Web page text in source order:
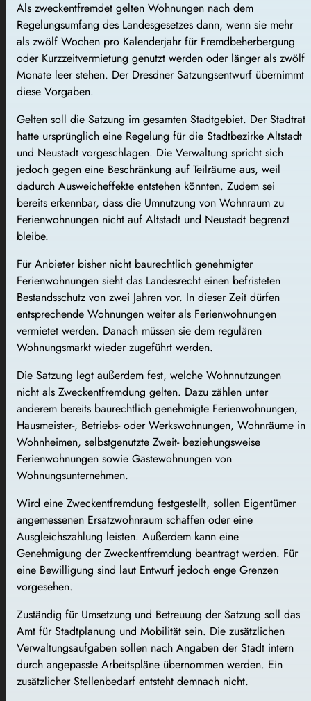
Als zweckentfremdet gelten Wohnungen nach dem
Regelungsumfang des Landesgesetzes dann, wenn sie mehr
als zwölf Wochen pro Kalenderjahr für Fremdbeherbergung
oder Kurzzeitvermietung genutzt werden oder länger als zwölf
Monate leer stehen. Der Dresdner Satzungsentwurf übernimmt
diese Vorgaben.
Gelten soll die Satzung im gesamten Stadtgebiet. Der Stadtrat
hatte ursprünglich eine Regelung für die Stadtbezirke Altstadt
und Neustadt vorgeschlagen. Die Verwaltung spricht sich
jedoch gegen eine Beschränkung auf Teilräume aus, weil
dadurch Ausweicheffekte entstehen könnten. Zudem sei
bereits erkennbar, dass die Umnutzung von Wohnraum zu
Ferienwohnungen nicht auf Altstadt und Neustadt begrenzt
bleibe.
Für Anbieter bisher nicht baurechtlich genehmigter
Ferienwohnungen sieht das Landesrecht einen befristeten
Bestandsschutz von zwei Jahren vor. In dieser Zeit dürfen
entsprechende Wohnungen weiter als Ferienwohnungen
vermietet werden. Danach müssen sie dem regulären
Wohnungsmarkt wieder zugeführt werden.
Die Satzung legt außerdem fest, welche Wohnnutzungen
nicht als Zweckentfremdung gelten. Dazu zählen unter
anderem bereits baurechtlich genehmigte Ferienwohnungen,
Hausmeister-, Betriebs- oder Werkswohnungen, Wohnräume in
Wohnheimen, selbstgenutzte Zweit- beziehungsweise
Ferienwohnungen sowie Gästewohnungen von
Wohnungsunternehmen.
Wird eine Zweckentfremdung festgestellt, sollen Eigentümer
angemessenen Ersatzwohnraum schaffen oder eine
Ausgleichszahlung leisten. Außerdem kann eine
Genehmigung der Zweckentfremdung beantragt werden. Für
eine Bewilligung sind laut Entwurf jedoch enge Grenzen
vorgesehen.
Zuständig für Umsetzung und Betreuung der Satzung soll das
Amt für Stadtplanung und Mobilität sein. Die zusätzlichen
Verwaltungsaufgaben sollen nach Angaben der Stadt intern
durch angepasste Arbeitspläne übernommen werden. Ein
zusätzlicher Stellenbedarf entsteht demnach nicht.